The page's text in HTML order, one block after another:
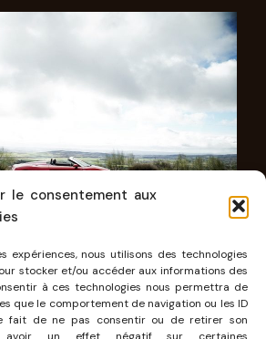
le consentement aux
expériences, nous utilisons des technologies
stocker et/ou accéder aux informations des
à ces technologies nous permettra de
que le comportement de navigation ou les ID
fait de ne pas consentir ou de retirer son
est tellement attachante
de 143 000 euros, elle est